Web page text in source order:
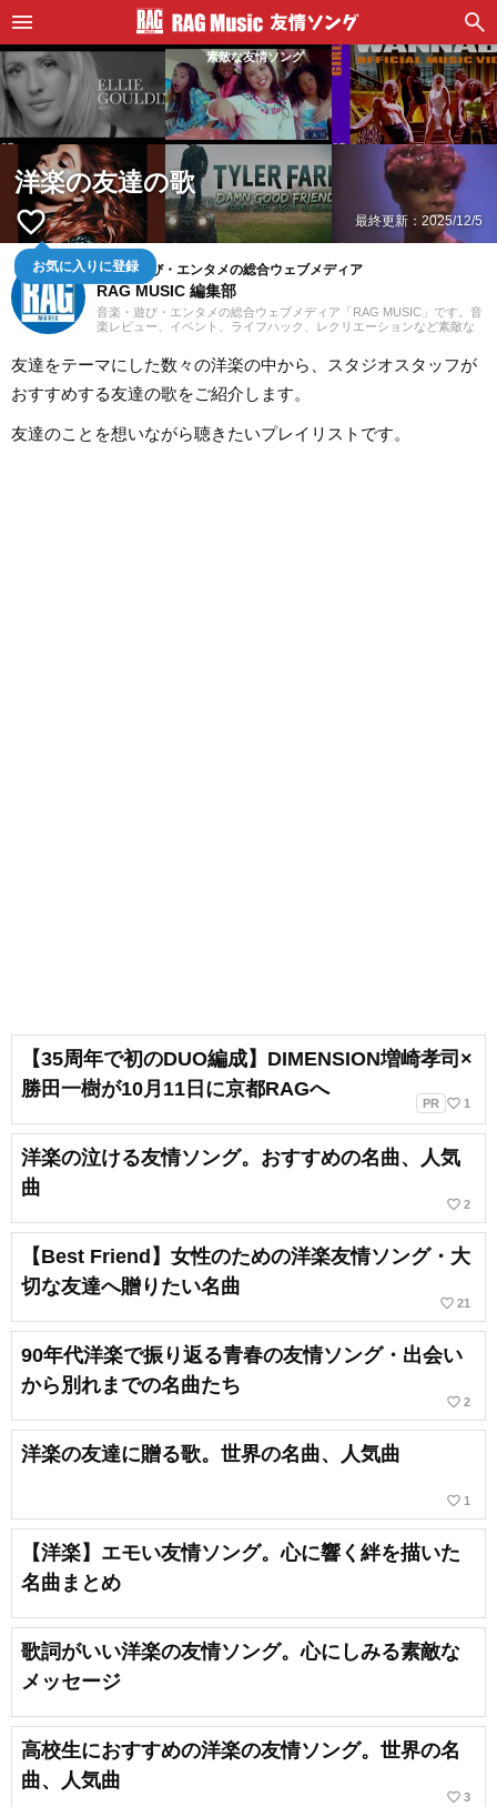
素敵な友情ソング
洋楽の友達の歌
favorite_border
お気に入りに登録
最終更新： 2025/12/5
音楽・遊び・エンタメの総合ウェブメディア
RAG MUSIC 編集部
音楽・遊び・エンタメの総合ウェブメディア「RAG MUSIC」です。音
楽レビュー、イベント、ライフハック、レクリエーションなど素敵な
友達をテーマにした数々の洋楽の中から、スタジオスタッフが
おすすめする友達の歌をご紹介します。
友達のことを想いながら聴きたいプレイリストです。
【35周年で初のDUO編成】DIMENSION増崎孝司×
勝田一樹が10月11日に京都RAGへ
PR favorite_border 1
洋楽の泣ける友情ソング。おすすめの名曲、人気
曲
favorite_border 2
【Best Friend】女性のための洋楽友情ソング・大
切な友達へ贈りたい名曲
favorite_border 21
90年代洋楽で振り返る青春の友情ソング・出会い
から別れまでの名曲たち
favorite_border 2
洋楽の友達に贈る歌。世界の名曲、人気曲
favorite_border 1
【洋楽】エモい友情ソング。心に響く絆を描いた
名曲まとめ
歌詞がいい洋楽の友情ソング。心にしみる素敵な
メッセージ
高校生におすすめの洋楽の友情ソング。世界の名
曲、人気曲
favorite_border 3